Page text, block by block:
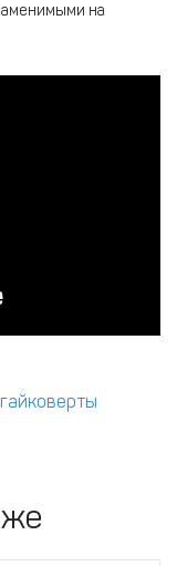
на